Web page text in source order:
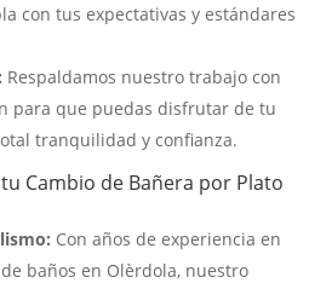
con tus expectativas y estándares
Respaldamos nuestro trabajo con
para que puedas disfrutar de tu
tranquilidad y confianza.
Cambio de Bañera por Plato
Con años de experiencia en
baños en Olèrdola, nuestro